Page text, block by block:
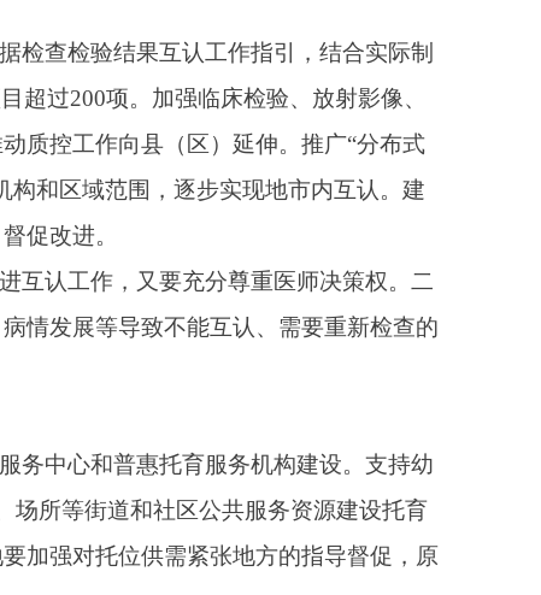
机构建设。支持幼
服务资源建设托育
地方的指导督促，原
和浮动幅度。严格落
地方对普惠托育服
、就医小程序、电
生健康行政部门报告
民措施，优化门诊收